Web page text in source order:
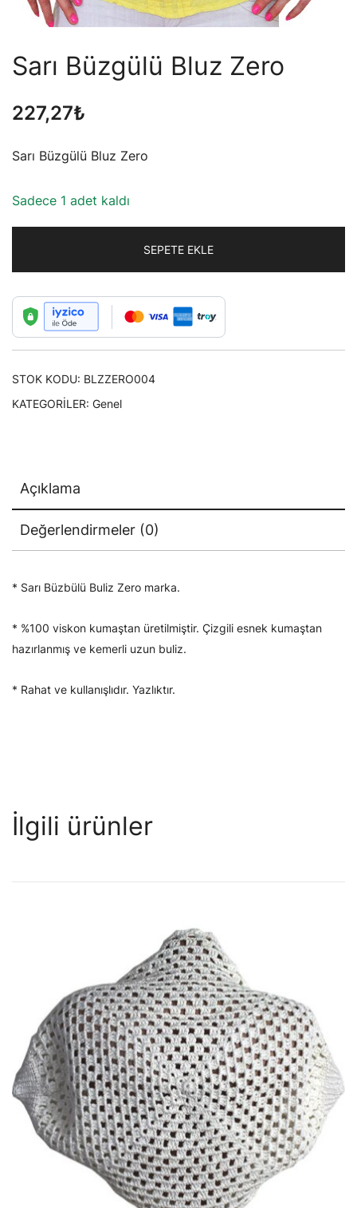
Sarı Büzgülü Bluz Zero
227,27₺
Sarı Büzgülü Bluz Zero
Sadece 1 adet kaldı
SEPETE EKLE
STOK KODU: BLZZERO004
KATEGORILER: Genel
Açıklama
Değerlendirmeler (0)
* Sarı Büzbülü Buliz Zero marka.
* %100 viskon kumaştan üretilmiştir. Çizgili esnek kumaştan
hazırlanmış ve kemerli uzun buliz.
* Rahat ve kullanışlıdır. Yazlıktır.
İlgili ürünler